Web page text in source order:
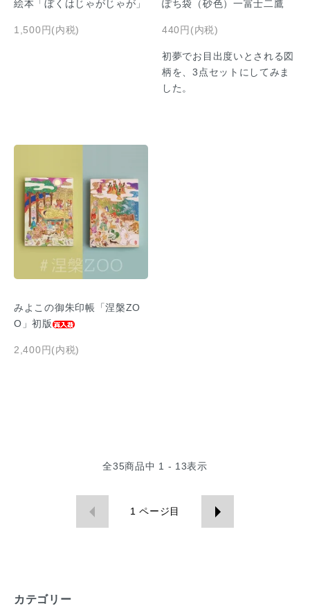
絵本「ぼくはじゃがじゃが」
1,500円(内税)
ぽち袋（砂色）一富士二鷹
440円(内税)
初夢でお目出度いとされる図
柄を、3点セットにしてみま
した。
みよこの御朱印帳「涅槃ZO
O」初版
2,400円(内税)
全35商品中 1 - 13表示
1ページ目
カテゴリー